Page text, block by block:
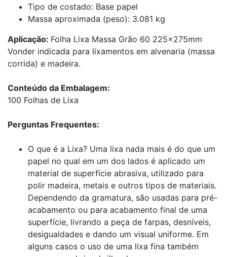
Tipo de costado: Base papel
Massa aproximada (peso): 3.081 kg
Aplicação: Folha Lixa Massa Grão 60 225x275mm
Vonder indicada para lixamentos em alvenaria (massa
corrida) e madeira.
Conteúdo da Embalagem:
100 Folhas de Lixa
Perguntas Frequentes:
O que é a Lixa? Uma lixa nada mais é do que um
papel no qual em um dos lados é aplicado um
material de superfície abrasiva, utilizado para
polir madeira, metais e outros tipos de materiais.
Dependendo da gramatura, são usadas para pré-
acabamento ou para acabamento final de uma
superfície, livrando a peça de farpas, desníveis,
desigualdades e dando um visual uniforme. Em
alguns casos o uso de uma lixa fina também